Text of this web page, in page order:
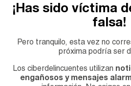
¡Has sido víctima
falsa!
Pero tranquilo, esta vez no
próxima podría ser
Los ciberdelincuentes utilizan
engañosos y mensajes